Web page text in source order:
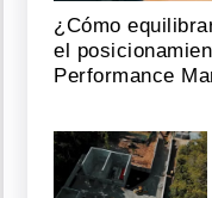
¿Cómo
el
Performance